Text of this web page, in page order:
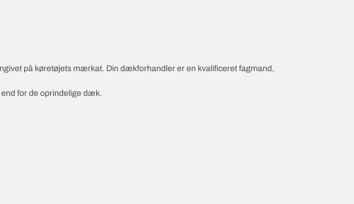
på køretøjets mærkat. Din dækforhandler er en kvalificeret fagmand,
for de oprindelige dæk.